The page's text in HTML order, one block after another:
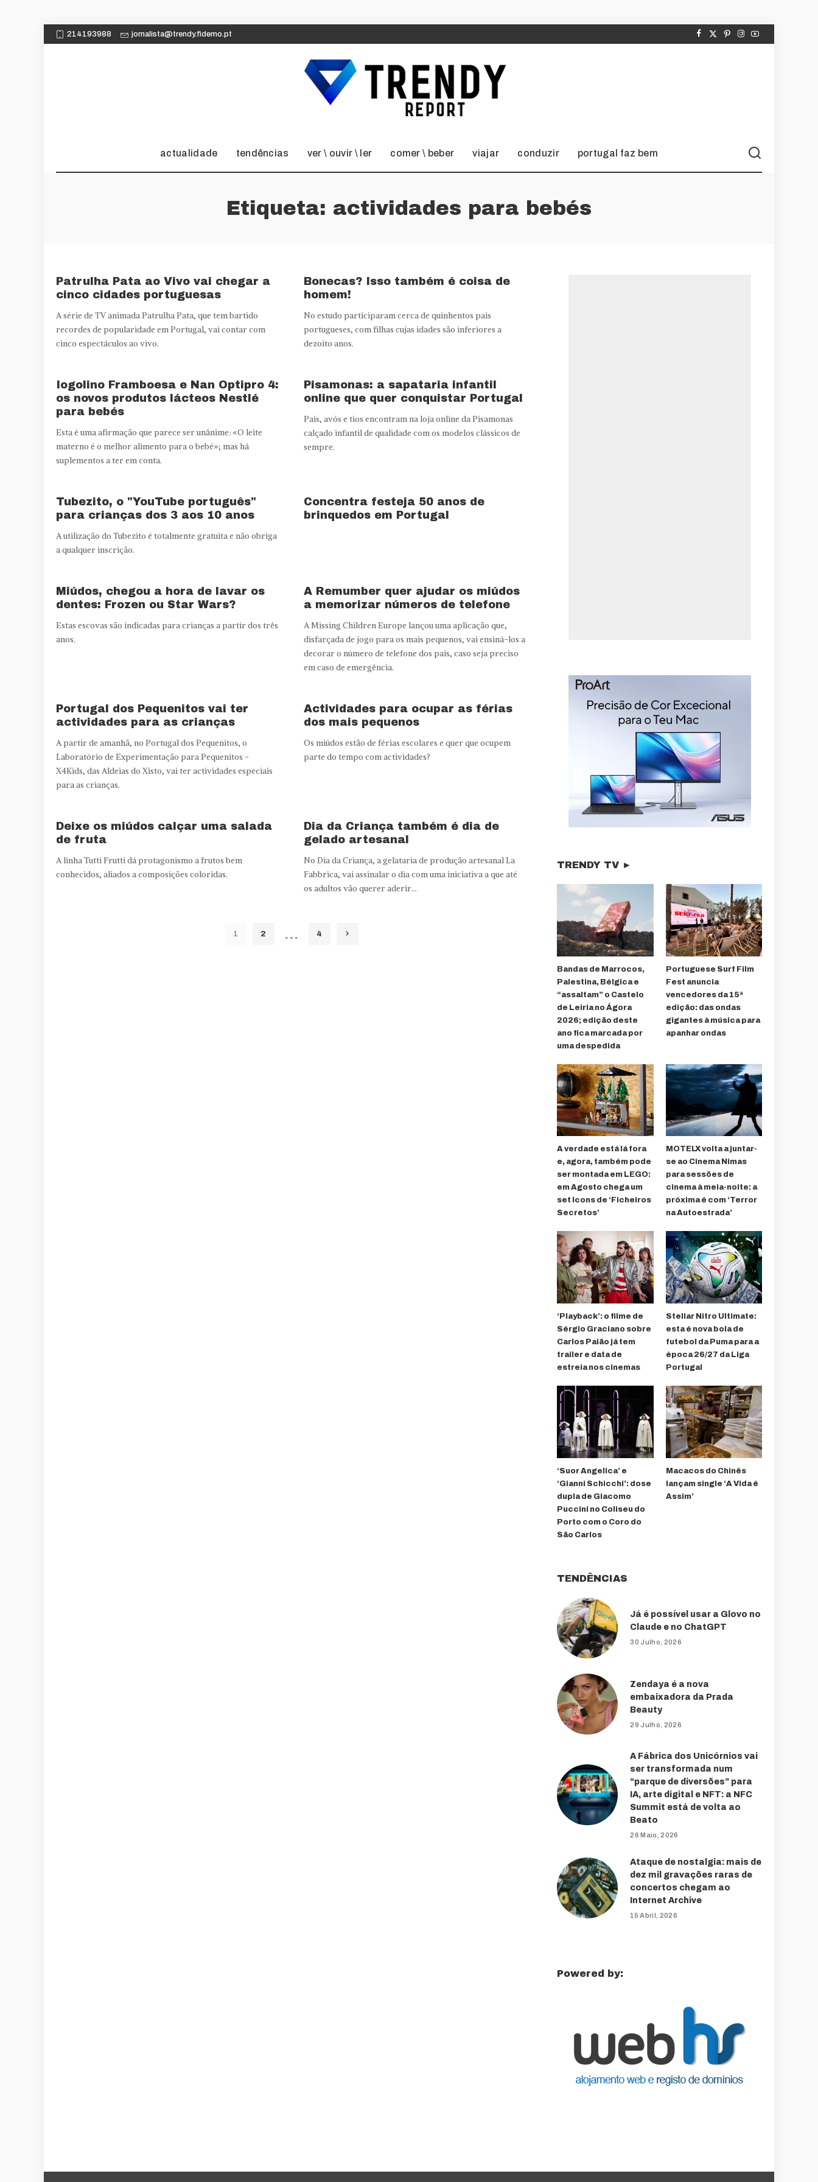
214193988 jornalista@trendy.fidemo.pt
actualidade tendências ver \ ouvir \ ler comer \ beber viajar conduzir portugal faz bem
Etiqueta: actividades para bebés
Patrulha Pata ao Vivo vai chegar a
cinco cidades portuguesas
A série de TV animada Patrulha Pata, que tem bartido
recordes de popularidade em Portugal, vai contar com
cinco espectáculos ao vivo.
Bonecas? Isso também é coisa de
homem!
No estudo participaram cerca de quinhentos pais
portugueses, com filhas cujas idades são inferiores a
dezoito anos.
Iogolino Framboesa e Nan Optipro 4:
os novos produtos lácteos Nestlé
para bebés
Esta é uma afirmação que parece ser unânime: «O leite
materno é o melhor alimento para o bebé»; mas há
suplementos a ter em conta.
Pisamonas: a sapataria infantil
online que quer conquistar Portugal
Pais, avós e tios encontram na loja online da Pisamonas
calçado infantil de qualidade com os modelos clássicos de
sempre.
Tubezito, o "YouTube português"
para crianças dos 3 aos 10 anos
A utilização do Tubezito é totalmente gratuita e não obriga
a qualquer inscrição.
Concentra festeja 50 anos de
brinquedos em Portugal
Miúdos, chegou a hora de lavar os
dentes: Frozen ou Star Wars?
Estas escovas são indicadas para crianças a partir dos três
anos.
A Remumber quer ajudar os miúdos
a memorizar números de telefone
A Missing Children Europe lançou uma aplicação que,
disfarçada de jogo para os mais pequenos, vai ensiná-los a
decorar o número de telefone dos pais, caso seja preciso
em caso de emergência.
Portugal dos Pequenitos vai ter
actividades para as crianças
A partir de amanhã, no Portugal dos Pequenitos, o
Laboratório de Experimentação para Pequenitos -
X4Kids, das Aldeias do Xisto, vai ter actividades especiais
para as crianças.
Actividades para ocupar as férias
dos mais pequenos
Os miúdos estão de férias escolares e quer que ocupem
parte do tempo com actividades?
Deixe os miúdos calçar uma salada
de fruta
A linha Tutti Frutti dá protagonismo a frutos bem
conhecidos, aliados a composições coloridas.
Dia da Criança também é dia de
gelado artesanal
No Dia da Criança, a gelataria de produção artesanal La
Fabbrica, vai assinalar o dia com uma iniciativa a que até
os adultos vão querer aderir...
1 2 … 4
TRENDY TV ►
Bandas de Marrocos,
Palestina, Bélgica e
“assaltam” o Castelo
de Leiria no Ágora
2026; edição deste
ano fica marcada por
uma despedida
Portuguese Surf Film
Fest anuncia
vencedores da 15ª
edição: das ondas
gigantes à música para
apanhar ondas
A verdade está lá fora
e, agora, também pode
ser montada em LEGO:
em Agosto chega um
set Icons de ‘Ficheiros
Secretos’
MOTELX volta a juntar-
se ao Cinema Nimas
para sessões de
cinema à meia-noite: a
próxima é com ‘Terror
na Autoestrada’
‘Playback’: o filme de
Sérgio Graciano sobre
Carlos Paião já tem
trailer e data de
estreia nos cinemas
Stellar Nitro Ultimate:
esta é nova bola de
futebol da Puma para a
época 26/27 da Liga
Portugal
‘Suor Angelica’ e
‘Gianni Schicchi’: dose
dupla de Giacomo
Puccini no Coliseu do
Porto com o Coro do
São Carlos
Macacos do Chinês
lançam single ‘A Vida é
Assim’
TENDÊNCIAS
Já é possível usar a Glovo no
Claude e no ChatGPT
30 Julho, 2026
Zendaya é a nova
embaixadora da Prada
Beauty
29 Julho, 2026
A Fábrica dos Unicórnios vai
ser transformada num
“parque de diversões” para
IA, arte digital e NFT: a NFC
Summit está de volta ao
Beato
26 Maio, 2026
Ataque de nostalgia: mais de
dez mil gravações raras de
concertos chegam ao
Internet Archive
15 Abril, 2026
Powered by: